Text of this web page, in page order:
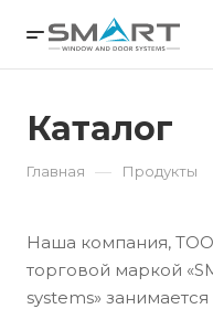
Каталог
Главная — Продукты
Наша компания, ТОО
торговой маркой
systems»